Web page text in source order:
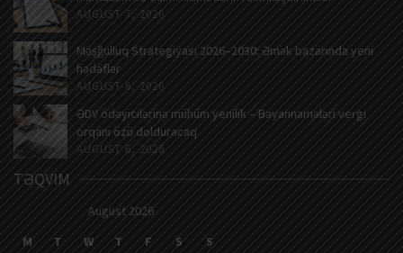
AUGUST 7, 2026
Məşğulluq Strategiyası 2026–2030: Əmək bazarında yeni
hədəflər
AUGUST 6, 2026
ƏDV ödəyicilərinə mühüm yenilik – Bəyannamələri vergi
orqanı özü dolduracaq
AUGUST 6, 2026
TƏQVIM
August 2026
M
T W T F S S